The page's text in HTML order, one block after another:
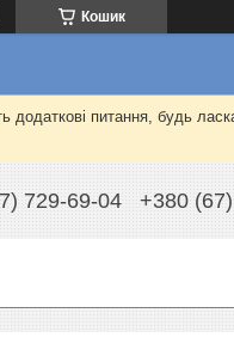
Кошик
питання, будь
729-69-04 +380